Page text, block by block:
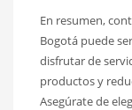
En resumen,
Bogotá puede
disfrutar de
productos y
Asegúrate de